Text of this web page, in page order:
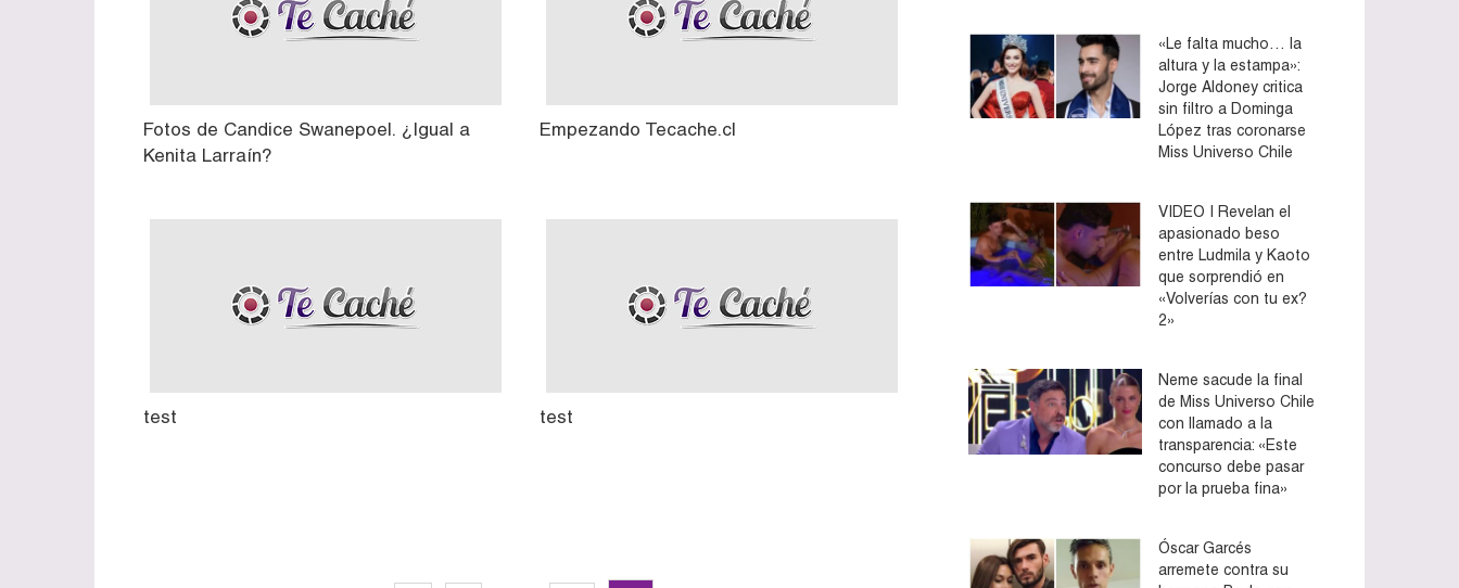
Fotos de Candice Swanepoel. ¿Igual a
Kenita Larraín?
Empezando Tecache.cl
test test
«Le falta mucho… la
altura y la estampa»:
Jorge Aldoney critica
sin filtro a Dominga
López tras coronarse
Miss Universo Chile
VIDEO | Revelan el
apasionado beso
entre Ludmila y Kaoto
que sorprendió en
«Volverías con tu ex?
2»
Neme sacude la final
de Miss Universo Chile
con llamado a la
transparencia: «Este
concurso debe pasar
por la prueba fina»
Óscar Garcés
arremete contra su